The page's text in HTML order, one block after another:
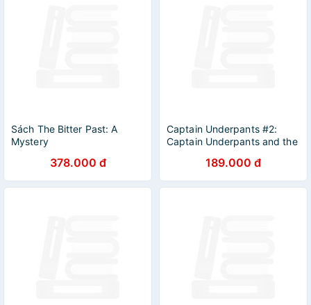
Sách The Bitter Past: A
Mystery
378.000 đ
Captain Underpants #2:
Captain Underpants and the
(Colour Edition)
189.000 đ